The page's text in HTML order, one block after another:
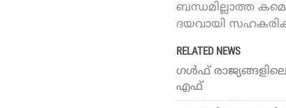
ബന്ധമില്ലാത്ത
ദയവായി
RELATED NEWS
ഗൾഫ്
എഫ്